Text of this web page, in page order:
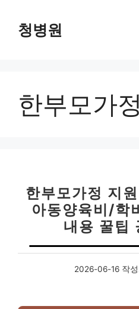
청병원
한부모가
한부모가정 지
아동양육비/학
내용 꿀팁
2026-06-16 작